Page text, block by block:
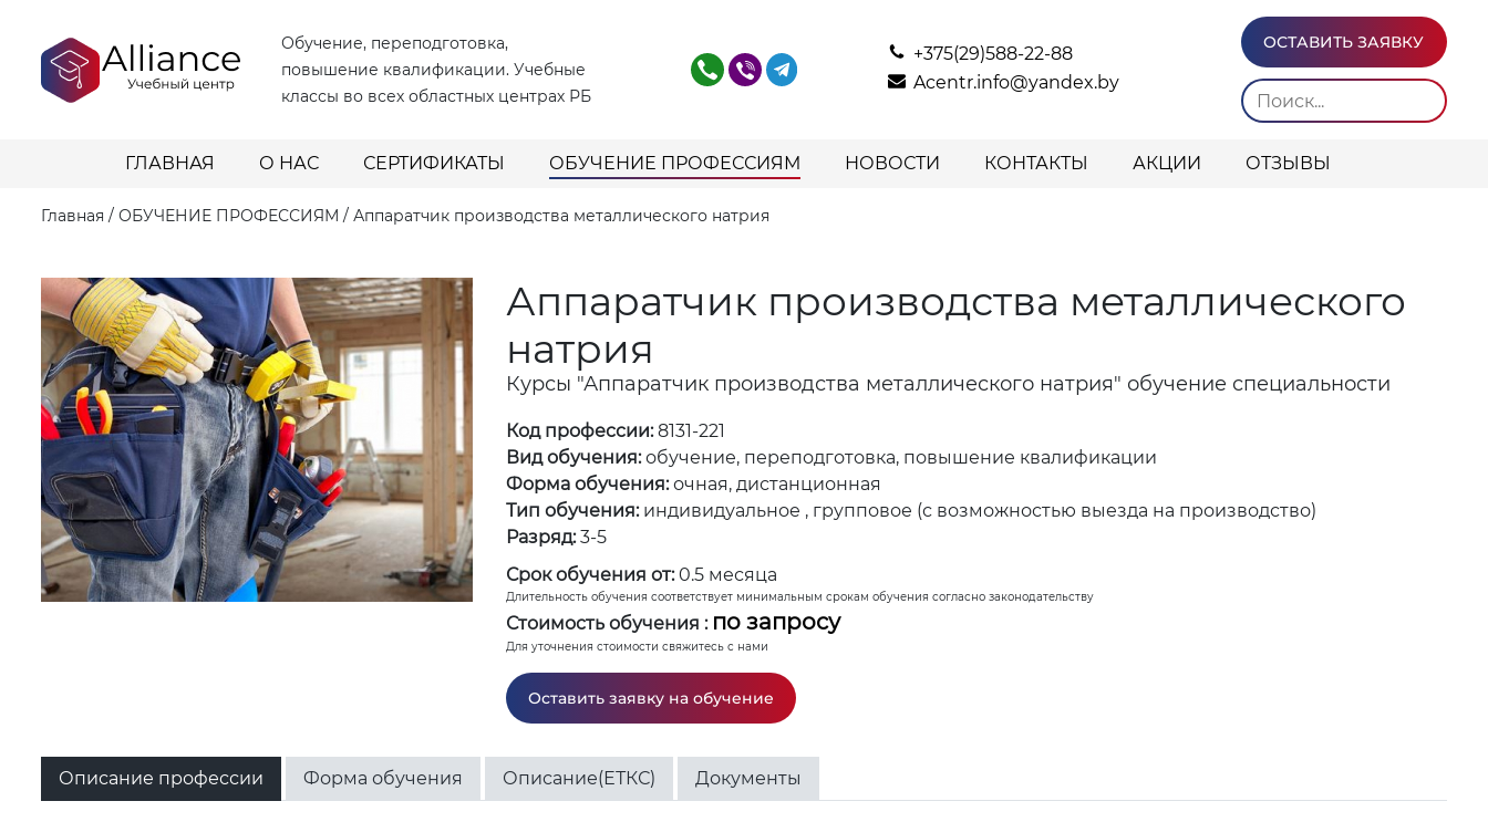
Обучение, переподготовка,
повышение квалификации. Учебные
классы во всех областных центрах РБ
+375(29)588-22-88
Acentr.info@yandex.by
ОСТАВИТЬ ЗАЯВКУ
ГЛАВНАЯ О НАС СЕРТИФИКАТЫ ОБУЧЕНИЕ ПРОФЕССИЯМ НОВОСТИ КОНТАКТЫ АКЦИИ ОТЗЫВЫ
Главная / ОБУЧЕНИЕ ПРОФЕССИЯМ / Аппаратчик производства металлического натрия
Аппаратчик производства металлического
натрия
Курсы "Аппаратчик производства металлического натрия" обучение специальности
Код профессии:8131-221
Вид обучения: обучение, переподготовка, повышение квалификации
Форма обучения: очная, дистанционная
Тип обучения: индивидуальное , групповое (с возможностью выезда на производство)
Разряд: 3-5
Срок обучения от: 0.5 месяца
Длительность обучения соответствует минимальным срокам обучения согласно законодательству
Стоимость обучения : по запросу
Для уточнения стоимости свяжитесь с нами
Оставить заявку на обучение
Описание профессии Форма обучения Описание(ЕТКС) Документы